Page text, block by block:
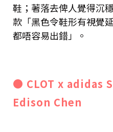
鞋；著落去俾人覺得沉
款「黑色令鞋形有視覺
都唔容易出錯」。
● CLOT x adidas
Edison Chen